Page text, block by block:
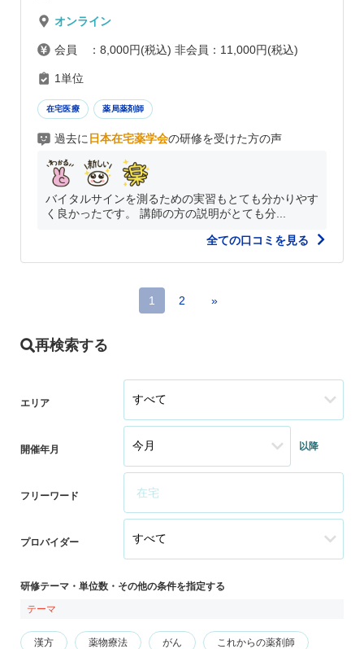
オンライン
会員 ：8,000円(税込) 非会員：11,000円(税込)
1単位
在宅医療 薬局薬剤師
過去に 日本在宅薬学会の研修を受けた方の声
バイタルサインを測るための実習もとても分かりやす
く良かったです。 講師の方の説明がとても分...
全ての口コミを見る
1 2 »
再検索する
エリア
開催年月 以降
フリーワード
プロバイダー
研修テーマ・単位数・その他の条件を指定する
テーマ
漢方 薬物療法 がん これからの薬剤師